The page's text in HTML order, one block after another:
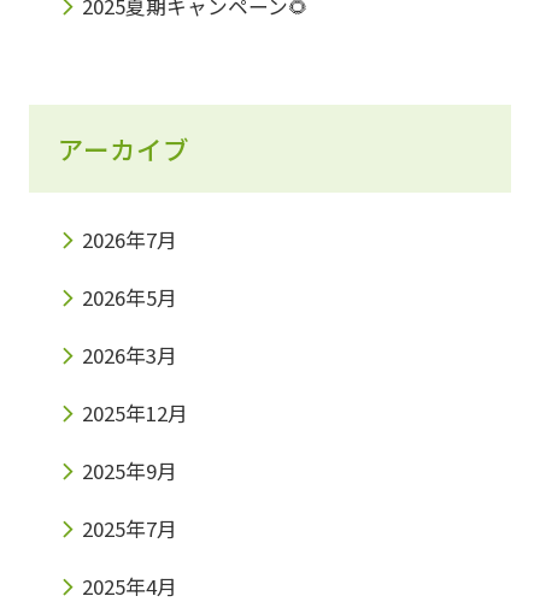
2025夏期キャンペーン🌻
アーカイブ
2026年7月
2026年5月
2026年3月
2025年12月
2025年9月
2025年7月
2025年4月